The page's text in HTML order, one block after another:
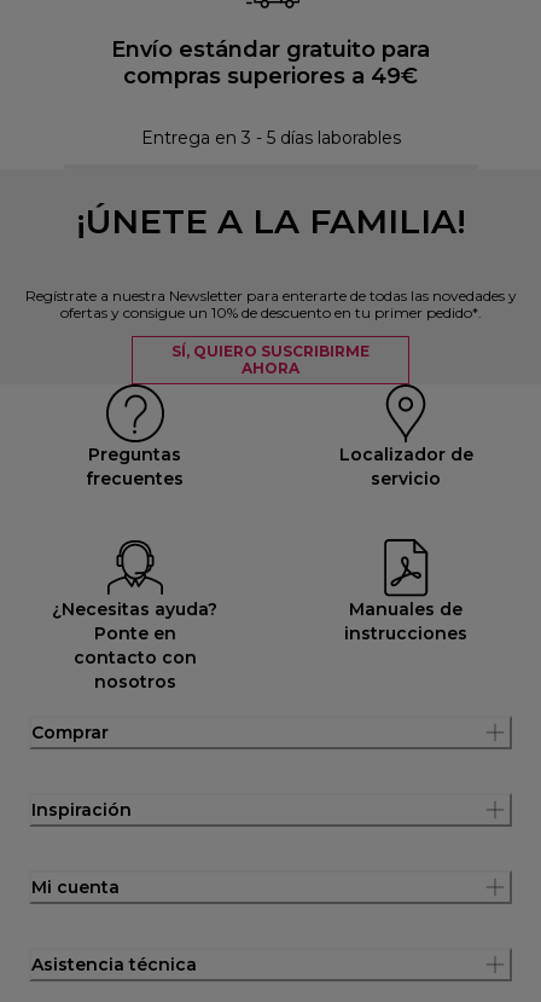
Envío estándar gratuito para
compras superiores a 49€
Entrega en 3 - 5 días laborables
¡ÚNETE A LA FAMILIA!
Regístrate a nuestra Newsletter para enterarte de todas las novedades y
ofertas y consigue un 10% de descuento en tu primer pedido*.
SÍ, QUIERO SUSCRIBIRME
AHORA
Preguntas
frecuentes
Localizador de
servicio
¿Necesitas ayuda?
Ponte en
contacto con
nosotros
Manuales de
instrucciones
Comprar
Inspiración
Mi cuenta
Asistencia técnica